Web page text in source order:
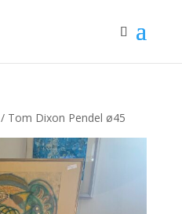
/ Tom Dixon Pendel ø45